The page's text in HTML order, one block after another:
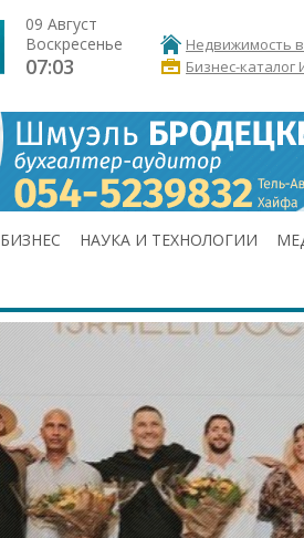
09 Август
Воскресенье
07:03
Недвижимость
Бизнес-каталог
БИЗНЕС НАУКА И ТЕХНОЛОГИИ